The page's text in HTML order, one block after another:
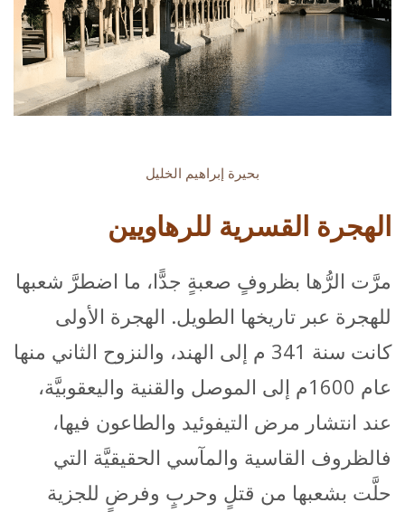
بحيرة إبراهيم الخليل
الهجرة القسرية للرهاويين
مرَّت الرُّها بظروفٍ صعبةٍ جدًّا، ما اضطرَّ شعبها
للهجرة عبر تاريخها الطويل. الهجرة الأولى
كانت سنة 341 م إلى الهند، والنزوح الثاني منها
عام 1600م إلى الموصل والقنية واليعقوبيَّة،
عند انتشار مرض التيفوئيد والطاعون فيها،
فالظروف القاسية والمآسي الحقيقيَّة التي
حلَّت بشعبها من قتلٍ وحربٍ وفرضٍ للجزية